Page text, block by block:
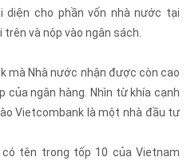
diện cho phần vốn nhà nước tại
và nộp vào ngân sách.
mà Nhà nước nhận được còn cao
của ngân hàng. Nhìn từ khía cạnh
Vietcombank là một nhà đầu tư
có tên trong tốp 10 của Vietnam